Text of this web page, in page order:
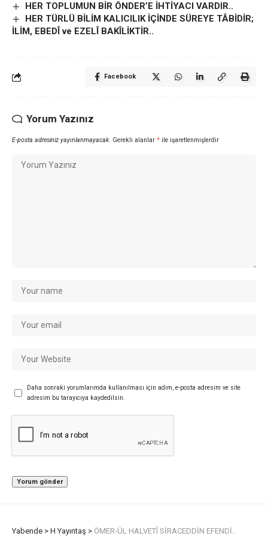
HER TOPLUMUN BİR ÖNDER’E İHTİYACI VARDIR..
HER TÜRLÜ BİLİM KALICILIK İÇİNDE SÜREYE TÂBİDİR;
İLİM, EBEDÎ ve EZELÎ BAKÎLİKTİR..
Facebook
Yorum Yazınız
E-posta adresiniz yayınlanmayacak. Gerekli alanlar * ile işaretlenmişlerdir
Daha sonraki yorumlarımda kullanılması için adım, e-posta adresim ve site
adresim bu tarayıcıya kaydedilsin.
Yabende > H Yayıntaş > ÖMER-ÜL HALVETÎ SİRACEDDİN EFENDİ..